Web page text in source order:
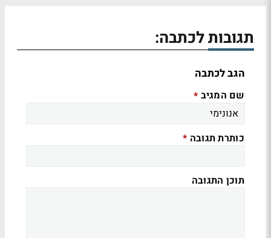
תגובות לכתבה:
הגב לכתבה
שם המגיב *
כותרת תגובה *
תוכן התגובה